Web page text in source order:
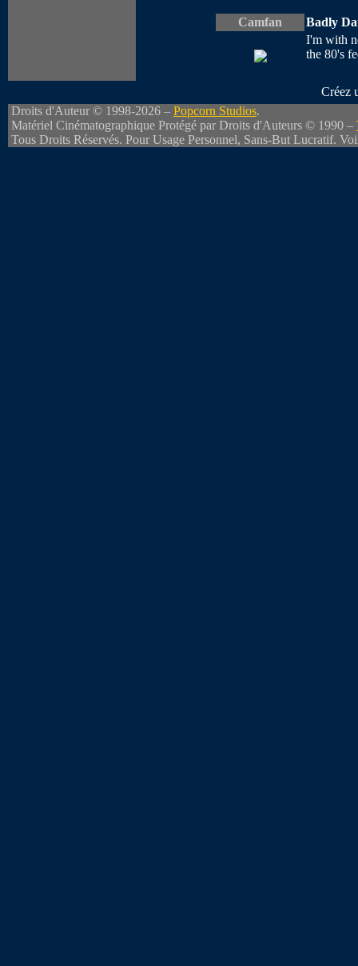
Camfan
Badly
I'm with
the 80's
Créez
Droits d'Auteur © 1998-2026 – Popcorn Studios.
Matériel Cinématographique Protégé par Droits d'Auteurs © 1990 –
Tous Droits Réservés. Pour Usage Personnel, Sans-But Lucratif.